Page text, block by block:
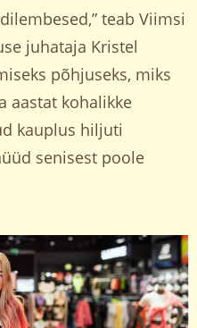
teab Viimsi
juhataja Kristel
põhjuseks, miks
aastat kohalikke
kauplus hiljuti
senisest poole